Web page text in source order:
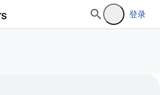
登录